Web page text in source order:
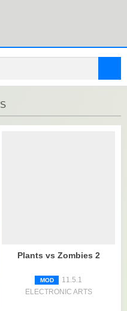
Plants vs Zombies 2
MOD
11.5.1
ELECTRONIC ARTS